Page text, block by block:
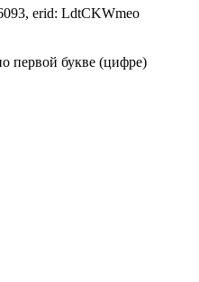
erid: LdtCKWmeo
первой букве (цифре)